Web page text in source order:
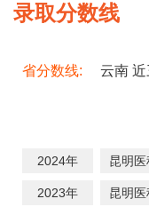
录取分数线
省分数线: 云南
2024年 昆明
2023年 昆明